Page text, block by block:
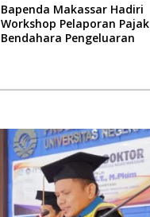
Bapenda Makassar Hadiri
Workshop Pelaporan Pajak
Bendahara Pengeluaran